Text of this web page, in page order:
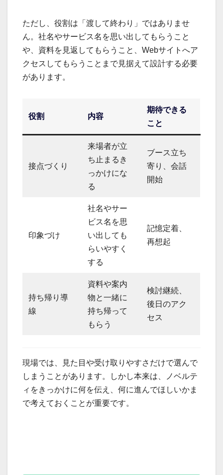
ただし、役割は「渡して終わり」ではありませ
ん。社名やサービス名を思い出してもらうこと
や、資料を見返してもらうこと、Webサイトへア
クセスしてもらうことまで見据えて設計する必要
があります。
役割 内容
期待できる
こと
接点づくり
来場者が立
ち止まるき
っかけにな
る
ブース立ち
寄り、会話
開始
印象づけ
社名やサー
ビス名を思
い出しても
らいやすく
する
記憶定着、
再想起
持ち帰り導
線
資料や案内
物と一緒に
持ち帰って
もらう
検討継続、
後日のアク
セス
現場では、見た目や受け取りやすさだけで選んで
しまうことがあります。しかし本来は、ノベルテ
ィをきっかけに何を伝え、何に進んでほしいかま
で考えておくことが重要です。